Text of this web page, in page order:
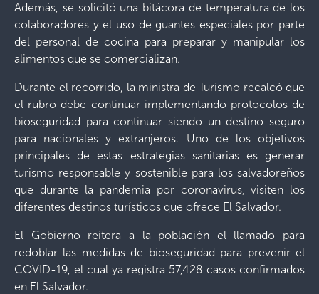
Además, se solicitó una bitácora de temperatura de los
colaboradores y el uso de guantes especiales por parte
del personal de cocina para preparar y manipular los
alimentos que se comercializan.
Durante el recorrido, la ministra de Turismo recalcó que
el rubro debe continuar implementando protocolos de
bioseguridad para continuar siendo un destino seguro
para nacionales y extranjeros. Uno de los objetivos
principales de estas estrategias sanitarias es generar
turismo responsable y sostenible para los salvadoreños
que durante la pandemia por coronavirus, visiten los
diferentes destinos turísticos que ofrece El Salvador.
El Gobierno reitera a la población el llamado para
redoblar las medidas de bioseguridad para prevenir el
COVID-19, el cual ya registra 57,428 casos confirmados
en El Salvador.